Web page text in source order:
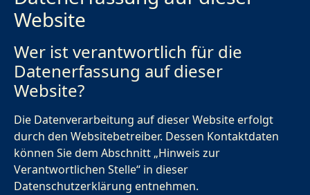
Website
Wer ist verantwortlich für die
Datenerfassung auf dieser
Website?
Die Datenverarbeitung auf dieser Website erfolgt
durch den Websitebetreiber. Dessen Kontaktdaten
können Sie dem Abschnitt „Hinweis zur
Verantwortlichen Stelle“ in dieser
Datenschutzerklärung entnehmen.